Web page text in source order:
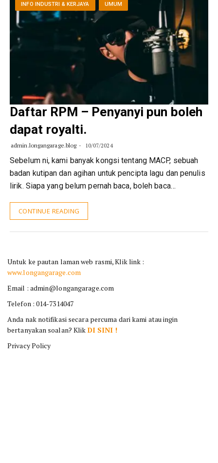
INFO INDUSTRI & KERJAYA UMUM
Daftar RPM – Penyanyi pun boleh
dapat royalti.
admin.longangarage.blog 10/07/2024
Sebelum ni, kami banyak kongsi tentang MACP, sebuah
badan kutipan dan agihan untuk pencipta lagu dan penulis
lirik. Siapa yang belum pernah baca, boleh baca…
CONTINUE READING
Untuk ke pautan laman web rasmi, Klik link :
www.longangarage.com
Email : admin@longangarage.com
Telefon : 014-7314047
Anda nak notifikasi secara percuma dari kami atau ingin
bertanyakan soalan? Klik DI SINI !
Privacy Policy